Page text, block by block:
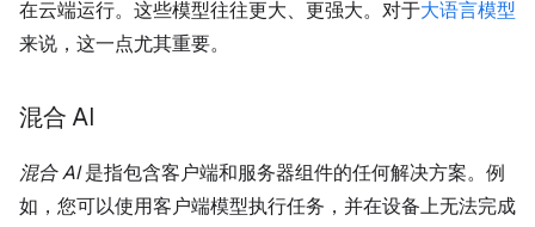
在云端运行。这些模型往往更大、更强大。对于大语言模型
来说，这一点尤其重要。
混合 AI
混合 AI是指包含客户端和服务器组件的任何解决方案。例
如，您可以使用客户端模型执行任务，并在设备上无法完成